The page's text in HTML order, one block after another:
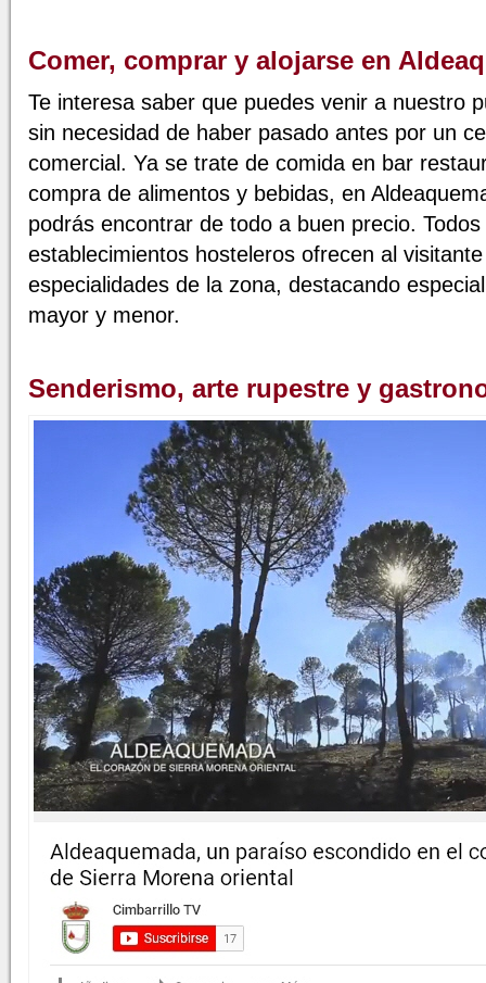
Comer, comprar y alojarse en
Te interesa saber que puedes venir a nuestro
sin necesidad de haber pasado antes por un
comercial. Ya se trate de comida en bar
compra de alimentos y bebidas, en
podrás encontrar de todo a buen precio. Todos
establecimientos hosteleros ofrecen al
especialidades de la zona, destacando
mayor y menor.
Senderismo, arte rupestre y